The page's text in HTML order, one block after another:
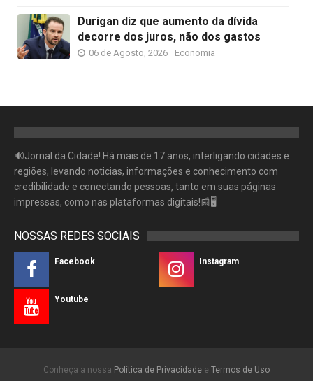
Durigan diz que aumento da dívida
decorre dos juros, não dos gastos
06 de Agosto, 2026 Economia
🔊Jornal da Cidade! Há mais de 17 anos, interligando cidades e
regiões, levando noticias, informações e conhecimento com
credibilidade e conectando pessoas, tanto em suas páginas
impressas, como nas plataformas digitais!📰🖥
NOSSAS REDES SOCIAIS
Facebook Instagram
Youtube
Conheça a nossa Política de Privacidade e Termos de Uso